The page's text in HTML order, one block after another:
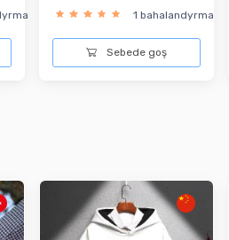
1 bahalandyrma
Sebede goş